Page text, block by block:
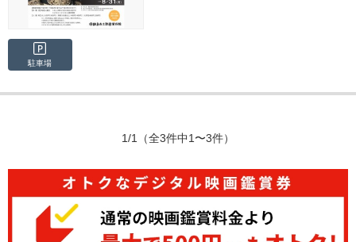
駐車場
1/1 （全3件中1〜3件）